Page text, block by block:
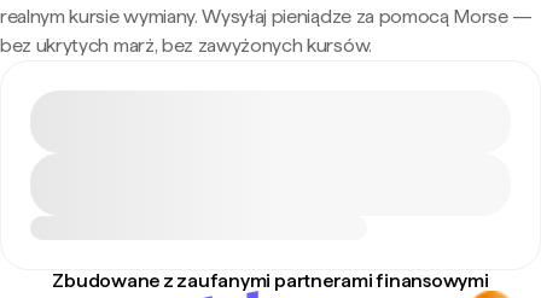
realnym kursie wymiany. Wysyłaj pieniądze za pomocą Morse —
bez ukrytych marż, bez zawyżonych kursów.
Zbudowane z zaufanymi partnerami finansowymi